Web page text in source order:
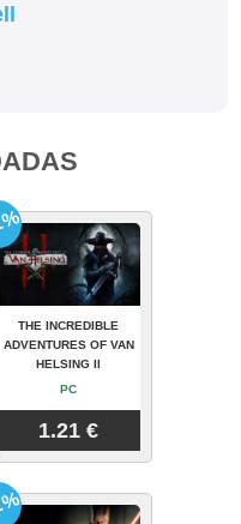
THE INCREDIBLE
ADVENTURES OF VAN
HELSING II
PC
1.21 €